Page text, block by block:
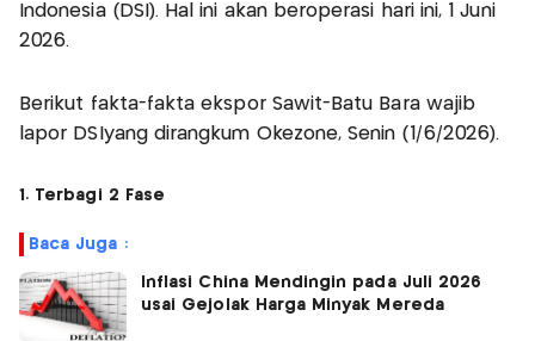
Indonesia (DSI). Hal ini akan beroperasi hari ini, 1 Juni
2026.
Berikut fakta-fakta ekspor Sawit-Batu Bara wajib
lapor DSIyang dirangkum Okezone, Senin (1/6/2026).
1. Terbagi 2 Fase
Baca Juga :
Inflasi China Mendingin pada Juli 2026
usai Gejolak Harga Minyak Mereda